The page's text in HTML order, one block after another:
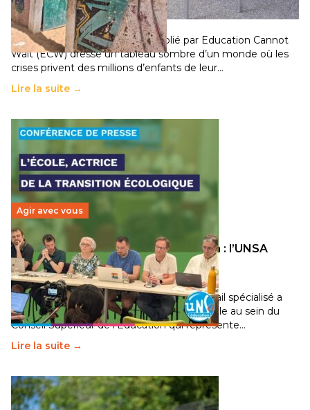
population
11 juillet 2026- National
Un nouveau rapport mondial publié par Education Cannot
Wait (ECW) dresse un tableau sombre d’un monde où les
crises privent des millions d’enfants de leur…
Lire la suite →
Agir avec vous
Transition écologique de l’éducation : l’UNSA
Éducation fait bouger les lignes
30 juin 2026-National
Pendant plusieurs mois, un groupe de travail spécialisé a
travaillé sur la transition écologique de l’Ecole au sein du
Conseil Supérieur de l’Éducation qui représente…
Lire la suite →